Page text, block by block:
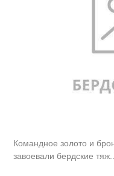
Командное золото и
завоевали бердские